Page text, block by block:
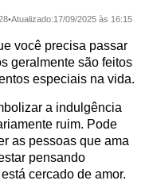
•Atualizado:17/09/2025 às 16:15
você precisa passar
geralmente são feitos
especiais na vida.
a indulgência
ruim. Pode
as pessoas que ama
pensando
cercado de amor.